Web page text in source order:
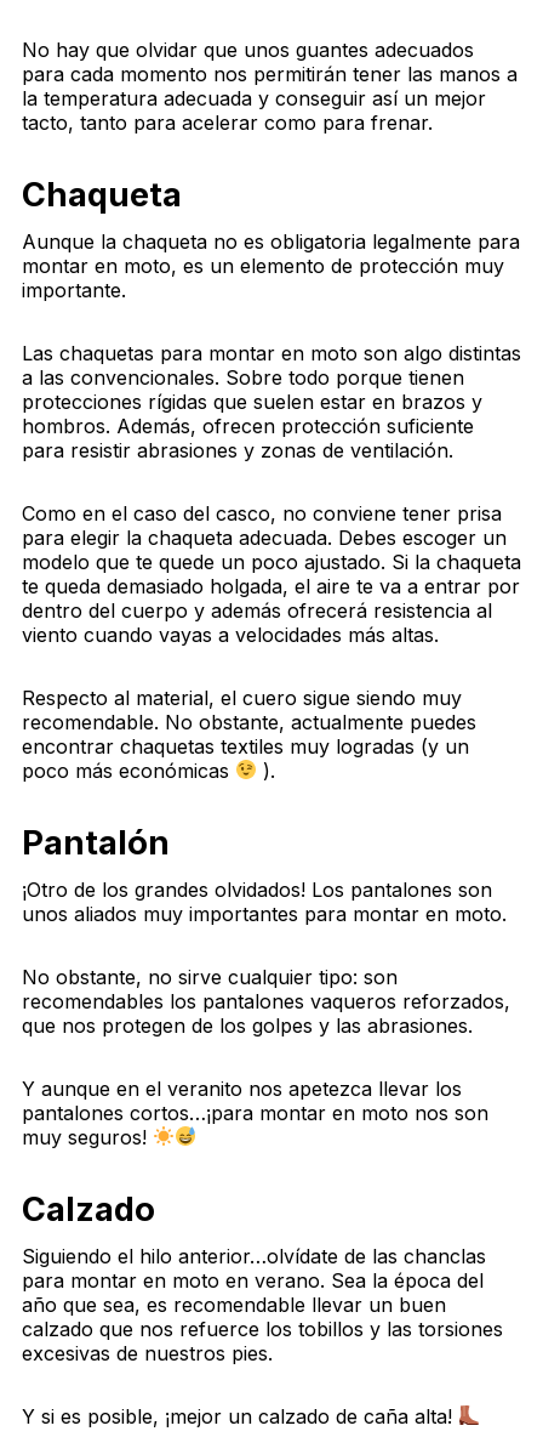
No hay que olvidar que unos guantes adecuados
para cada momento nos permitirán tener las manos a
la temperatura adecuada y conseguir así un mejor
tacto, tanto para acelerar como para frenar.
Chaqueta
Aunque la chaqueta no es obligatoria legalmente para
montar en moto, es un elemento de protección muy
importante.
Las chaquetas para montar en moto son algo distintas
a las convencionales. Sobre todo porque tienen
protecciones rígidas que suelen estar en brazos y
hombros. Además, ofrecen protección suficiente
para resistir abrasiones y zonas de ventilación.
Como en el caso del casco, no conviene tener prisa
para elegir la chaqueta adecuada. Debes escoger un
modelo que te quede un poco ajustado. Si la chaqueta
te queda demasiado holgada, el aire te va a entrar por
dentro del cuerpo y además ofrecerá resistencia al
viento cuando vayas a velocidades más altas.
Respecto al material, el cuero sigue siendo muy
recomendable. No obstante, actualmente puedes
encontrar chaquetas textiles muy logradas (y un
poco más económicas
).
Pantalón
¡Otro de los grandes olvidados! Los pantalones son
unos aliados muy importantes para montar en moto.
No obstante, no sirve cualquier tipo: son
recomendables los pantalones vaqueros reforzados,
que nos protegen de los golpes y las abrasiones.
Y aunque en el veranito nos apetezca llevar los
pantalones cortos…¡para montar en moto nos son
muy seguros!
Calzado
Siguiendo el hilo anterior…olvídate de las chanclas
para montar en moto en verano. Sea la época del
año que sea, es recomendable llevar un buen
calzado que nos refuerce los tobillos y las torsiones
excesivas de nuestros pies.
Y si es posible, ¡mejor un calzado de caña alta!